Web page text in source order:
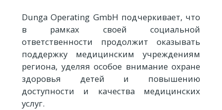
Dunga Operating GmbH подчеркивает, что
в рамках своей социальной
ответственности продолжит оказывать
поддержку медицинским учреждениям
региона, уделяя особое внимание охране
здоровья детей и повышению
доступности и качества медицинских
услуг.